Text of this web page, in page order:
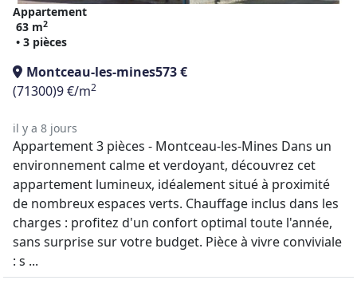
Appartement
63 m2
• 3 pièces
Montceau-les-mines573 €
(71300)9 €/m2
il y a 8 jours
Appartement 3 pièces - Montceau-les-Mines Dans un
environnement calme et verdoyant, découvrez cet
appartement lumineux, idéalement situé à proximité
de nombreux espaces verts. Chauffage inclus dans les
charges : profitez d'un confort optimal toute l'année,
sans surprise sur votre budget. Pièce à vivre conviviale
: s ...